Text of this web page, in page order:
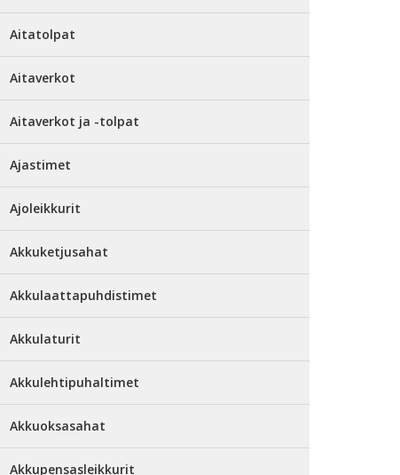
Aitatolpat
Aitaverkot
Aitaverkot ja -tolpat
Ajastimet
Ajoleikkurit
Akkuketjusahat
Akkulaattapuhdistimet
Akkulaturit
Akkulehtipuhaltimet
Akkuoksasahat
Akkupensasleikkurit